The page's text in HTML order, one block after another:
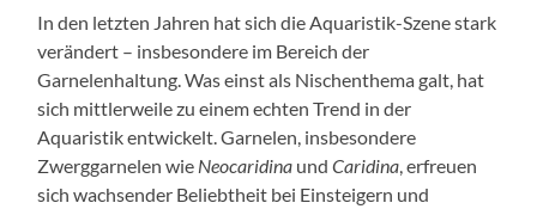
In den letzten Jahren hat sich die Aquaristik-Szene stark
verändert – insbesondere im Bereich der
Garnelenhaltung. Was einst als Nischenthema galt, hat
sich mittlerweile zu einem echten Trend in der
Aquaristik entwickelt. Garnelen, insbesondere
Zwerggarnelen wie Neocaridina undCaridina , erfreuen
sich wachsender Beliebtheit bei Einsteigern und